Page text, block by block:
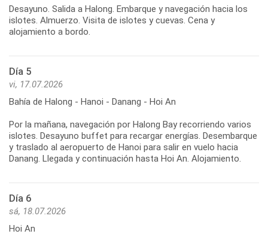
Desayuno. Salida a Halong. Embarque y navegación hacia los
islotes. Almuerzo. Visita de islotes y cuevas. Cena y
Día 5
vi, 17.07.2026
Bahía de Halong - Hanoi - Danang - Hoi An
Por la mañana, navegación por Halong Bay recorriendo varios
islotes. Desayuno buffet para recargar energías. Desembarque
y traslado al aeropuerto de Hanoi para salir en vuelo hacia
Día 6
sá, 18.07.2026
Hoi An